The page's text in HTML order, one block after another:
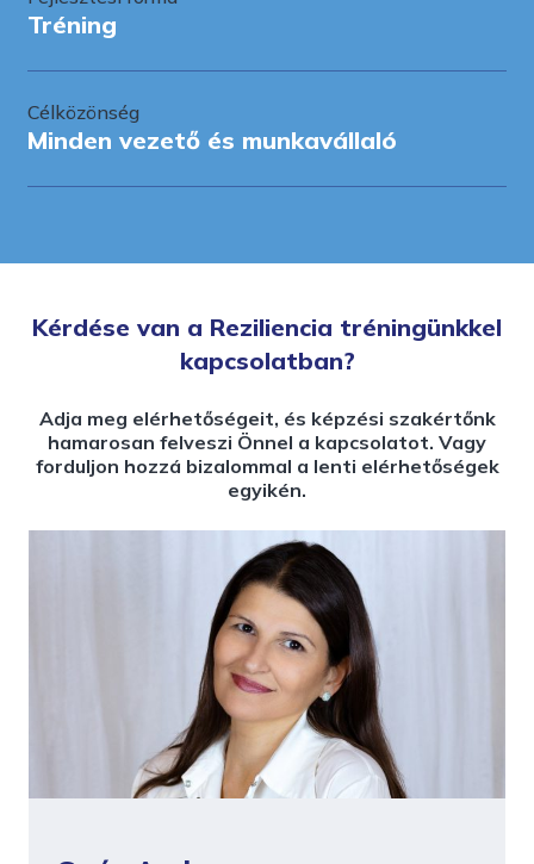
Tréning
Célközönség
Minden vezető és munkavállaló
Kérdése van a Reziliencia tréningünkkel
kapcsolatban?
Adja meg elérhetőségeit, és képzési szakértőnk
hamarosan felveszi Önnel a kapcsolatot. Vagy
forduljon hozzá bizalommal a lenti elérhetőségek
egyikén.